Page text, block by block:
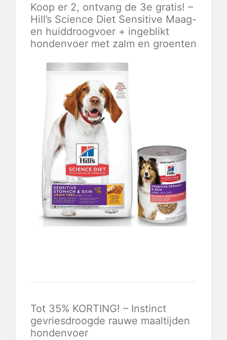
Koop er 2, ontvang de 3e gratis! –
Hill’s Science Diet Sensitive Maag-
en huiddroogvoer + ingeblikt
hondenvoer met zalm en groenten
Tot 35% KORTING! – Instinct
gevriesdroogde rauwe maaltijden
hondenvoer